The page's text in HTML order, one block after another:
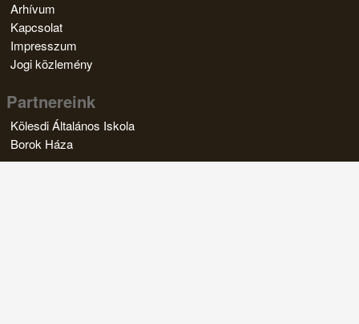
Arhívum
Kapcsolat
Impresszum
Jogi közlemény
Partnereink
Kölesdi Általános Iskola
Borok Háza